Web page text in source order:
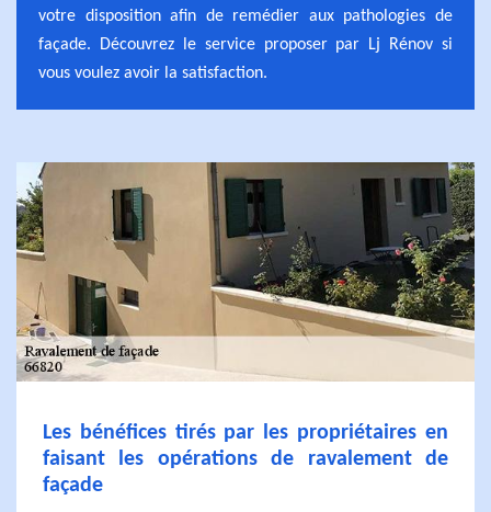
votre disposition afin de remédier aux pathologies de
façade. Découvrez le service proposer par Lj Rénov si
vous voulez avoir la satisfaction.
Les bénéfices tirés par les propriétaires en
faisant les opérations de ravalement de
façade